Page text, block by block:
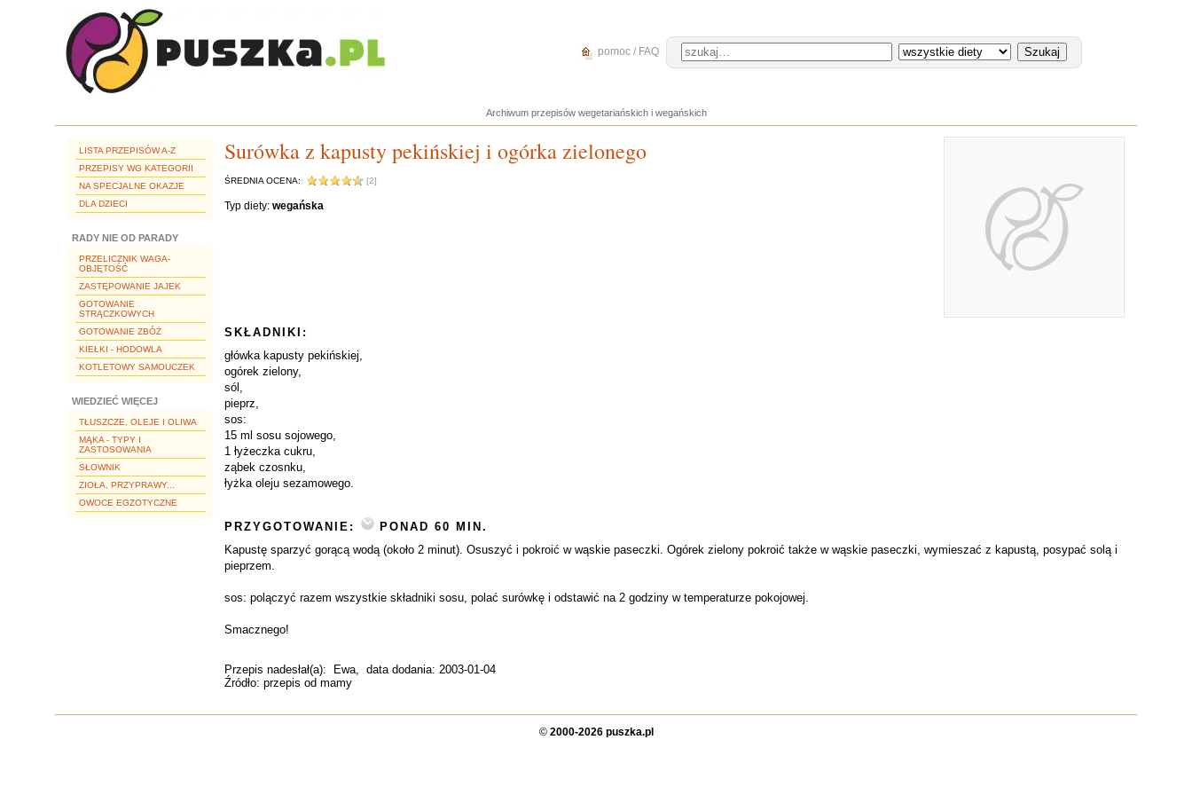
pomoc / FAQ
Archiwum przepisów wegetariańskich i wegańskich
LISTA PRZEPISÓW A-Z
PRZEPISY WG KATEGORII
NA SPECJALNE OKAZJE
DLA DZIECI
RADY NIE OD PARADY
PRZELICZNIK WAGA-
OBJĘTOŚĆ
ZASTĘPOWANIE JAJEK
GOTOWANIE
STRĄCZKOWYCH
GOTOWANIE ZBÓŻ
KIEŁKI - HODOWLA
KOTLETOWY SAMOUCZEK
WIEDZIEĆ WIĘCEJ
TŁUSZCZE, OLEJE I OLIWA
MĄKA - TYPY I
ZASTOSOWANIA
SŁOWNIK
ZIOŁA, PRZYPRAWY...
OWOCE EGZOTYCZNE
Surówka z kapusty pekińskiej i ogórka zielonego
ŚREDNIA OCENA: [2]
Typ diety: wegańska
SKŁADNIKI:
główka kapusty pekińskiej,
ogórek zielony,
sól,
pieprz,
sos:
15 ml sosu sojowego,
1 łyżeczka cukru,
ząbek czosnku,
łyżka oleju sezamowego.
PRZYGOTOWANIE:
PONAD 60 MIN.
Kapustę sparzyć gorącą wodą (około 2 minut). Osuszyć i pokroić w wąskie paseczki. Ogórek zielony pokroić także w wąskie paseczki, wymieszać z kapustą, posypać solą i
pieprzem.
sos: polączyć razem wszystkie składniki sosu, polać surówkę i odstawić na 2 godziny w temperaturze pokojowej.
Smacznego!
Przepis nadesłał(a): Ewa, data dodania: 2003-01-04
Źródło: przepis od mamy
© 2000-2026 puszka.pl